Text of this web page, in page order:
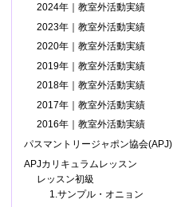
2024年｜教室外活動実績
2023年｜教室外活動実績
2020年｜教室外活動実績
2019年｜教室外活動実績
2018年｜教室外活動実績
2017年｜教室外活動実績
2016年｜教室外活動実績
パスマントリージャポン協会(APJ)
APJカリキュラムレッスン
レッスン初級
1.サンプル・オニョン